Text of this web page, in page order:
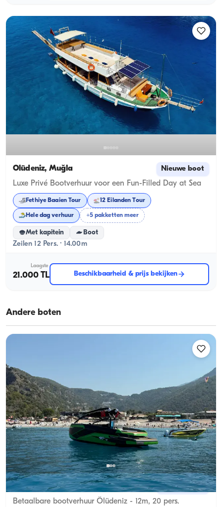
Ölüdeniz, Muğla Nieuwe boot
Luxe Privé Bootverhuur voor een Fun-Filled Day at Sea
Fethiye Baaien Tour 12 Eilanden Tour
Hele dag verhuur +5 pakketten meer
Met kapitein Boot
Zeilen 12 Pers. · 14.00m
Laagste
21.000 TL Beschikbaarheid & prijs bekijken
Andere boten
Ölüdeniz, Muğla Nieuwe boot
Betaalbare bootverhuur Ölüdeniz - 12m, 20 pers.